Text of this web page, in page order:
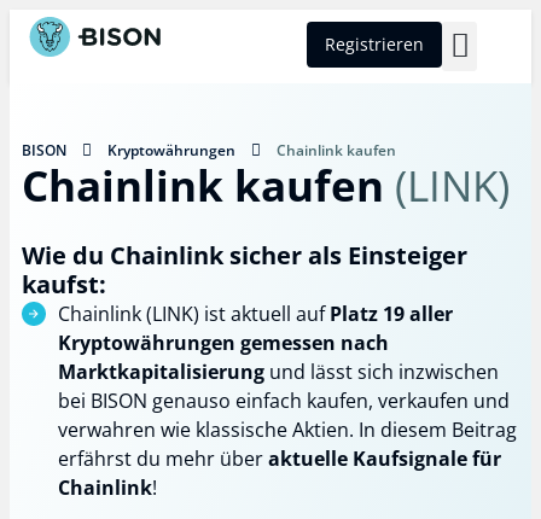
Registrieren
BISON Kryptowährungen Chainlink kaufen
Chainlink kaufen (LINK)
Wie du Chainlink sicher als Einsteiger
kaufst:
Chainlink (LINK) ist aktuell aufPlatz 19 aller
Kryptowährungen gemessen nach
Marktkapitalisierung und lässt sich inzwischen
bei BISON genauso einfach kaufen, verkaufen und
verwahren wie klassische Aktien. In diesem Beitrag
erfährst du mehr überaktuelle Kaufsignale für
Chainlink!